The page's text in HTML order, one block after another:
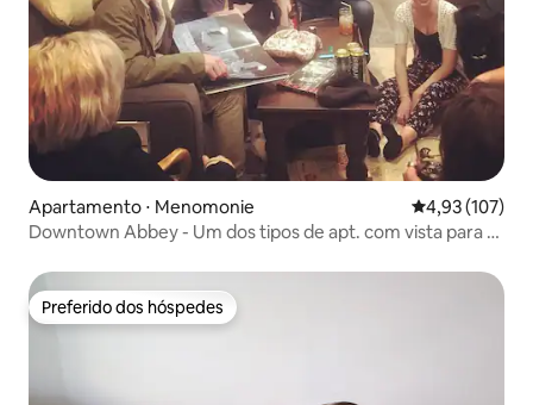
Apartamento ⋅ Menomonie 4,93 de uma
4,93 (107)
Downtown Abbey - Um dos tipos de apt. com vista para o
Preferido dos hóspedes
Preferido dos hóspedes